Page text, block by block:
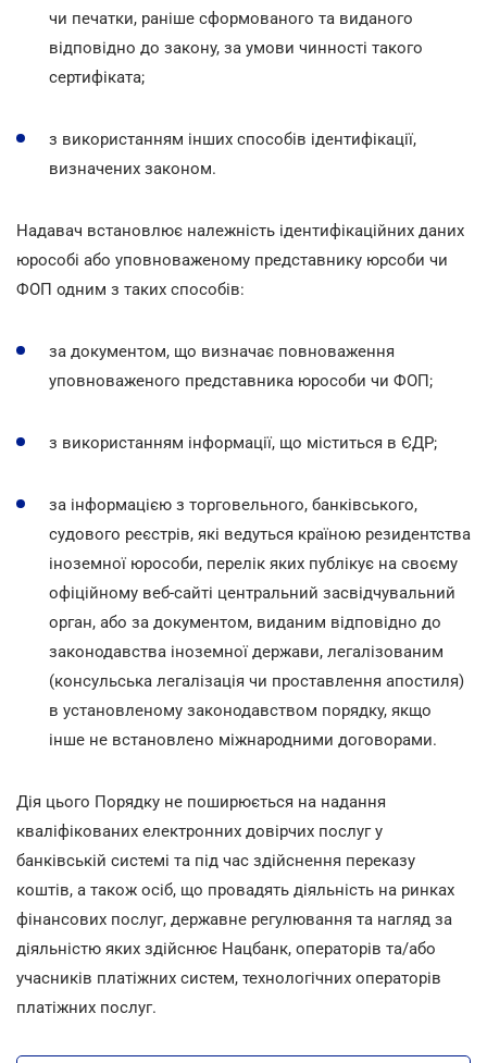
чи печатки, раніше сформованого та виданого
відповідно до закону, за умови чинності такого
сертифіката;
з використанням інших способів ідентифікації,
визначених законом.
Надавач встановлює належність ідентифікаційних даних
юрособі або уповноваженому представнику юрсоби чи
ФОП одним з таких способів:
за документом, що визначає повноваження
уповноваженого представника юрособи чи ФОП;
з використанням інформації, що міститься в ЄДР;
за інформацією з торговельного, банківського,
судового реєстрів, які ведуться країною резидентства
іноземної юрособи, перелік яких публікує на своєму
офіційному веб-сайті центральний засвідчувальний
орган, або за документом, виданим відповідно до
законодавства іноземної держави, легалізованим
(консульська легалізація чи проставлення апостиля)
в установленому законодавством порядку, якщо
інше не встановлено міжнародними договорами.
Дія цього Порядку не поширюється на надання
кваліфікованих електронних довірчих послуг у
банківській системі та під час здійснення переказу
коштів, а також осіб, що провадять діяльність на ринках
фінансових послуг, державне регулювання та нагляд за
діяльністю яких здійснює Нацбанк, операторів та/або
учасників платіжних систем, технологічних операторів
платіжних послуг.